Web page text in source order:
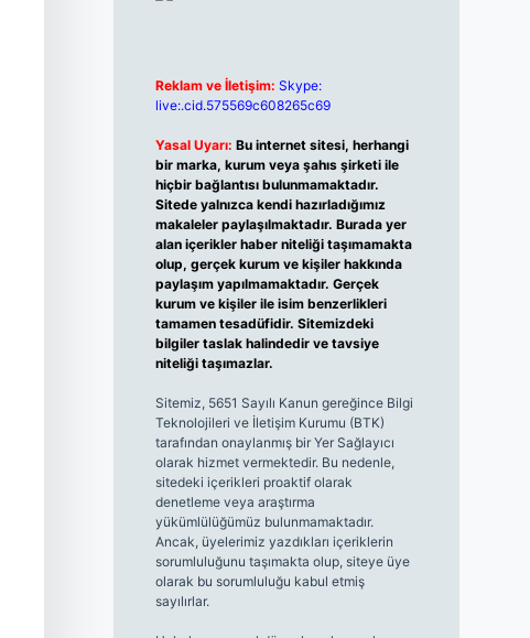
Reklam ve İletişim: Skype:
live:.cid.575569c608265c69
Yasal Uyarı: Bu internet sitesi, herhangi
bir marka, kurum veya şahıs şirketi ile
hiçbir bağlantısı bulunmamaktadır.
Sitede yalnızca kendi hazırladığımız
makaleler paylaşılmaktadır. Burada yer
alan içerikler haber niteliği taşımamakta
olup, gerçek kurum ve kişiler hakkında
paylaşım yapılmamaktadır. Gerçek
kurum ve kişiler ile isim benzerlikleri
tamamen tesadüfidir. Sitemizdeki
bilgiler taslak halindedir ve tavsiye
niteliği taşımazlar.
Sitemiz, 5651 Sayılı Kanun gereğince Bilgi
Teknolojileri ve İletişim Kurumu (BTK)
tarafından onaylanmış bir Yer Sağlayıcı
olarak hizmet vermektedir. Bu nedenle,
sitedeki içerikleri proaktif olarak
denetleme veya araştırma
yükümlülüğümüz bulunmamaktadır.
Ancak, üyelerimiz yazdıkları içeriklerin
sorumluluğunu taşımakta olup, siteye üye
olarak bu sorumluluğu kabul etmiş
sayılırlar.